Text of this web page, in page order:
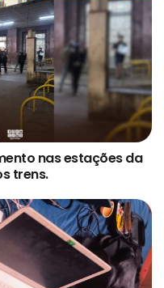
nas estações da
trens.